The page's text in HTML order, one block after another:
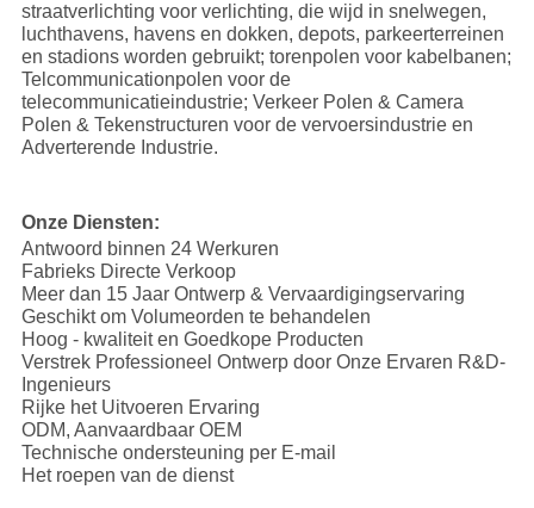
straatverlichting voor verlichting, die wijd in snelwegen,
luchthavens, havens en dokken, depots, parkeerterreinen
en stadions worden gebruikt; torenpolen voor kabelbanen;
Telcommunicationpolen voor de
telecommunicatieindustrie; Verkeer Polen & Camera
Polen & Tekenstructuren voor de vervoersindustrie en
Adverterende Industrie.
Onze Diensten:
Antwoord binnen 24 Werkuren
Fabrieks Directe Verkoop
Meer dan 15 Jaar Ontwerp & Vervaardigingservaring
Geschikt om Volumeorden te behandelen
Hoog - kwaliteit en Goedkope Producten
Verstrek Professioneel Ontwerp door Onze Ervaren R&D-
Ingenieurs
Rijke het Uitvoeren Ervaring
ODM, Aanvaardbaar OEM
Technische ondersteuning per E-mail
Het roepen van de dienst